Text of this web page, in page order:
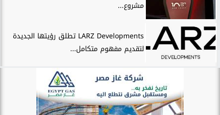
مشروع...
LARZ Developments تطلق رؤيتها الجديدة
لتقديم مفهوم متكامل...